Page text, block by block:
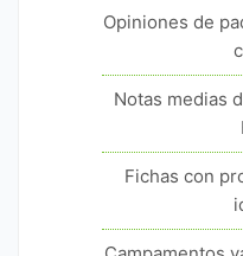
Opiniones de
Notas medias
Fichas con